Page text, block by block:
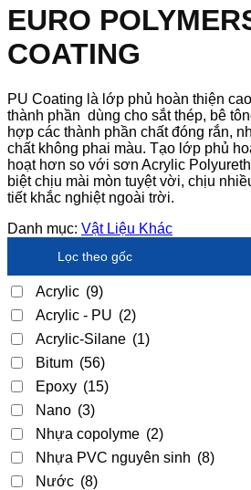
EURO
COATING
PU Coating là lớp phủ hoàn thiện
thành phần dùng cho sắt thép, bê
hợp các thành phần chất đóng rắn,
chất không phai màu. Tạo lớp phủ
hoạt hơn so với sơn Acrylic
biệt chịu mài mòn tuyệt vời, chịu
tiết khắc nghiệt ngoài trời.
Danh mục: Vật Liệu Khác
Lọc theo gốc
Acrylic (9)
Acrylic - PU (2)
Acrylic-Silane (1)
Bitum (56)
Epoxy (15)
Nano (3)
Nhựa copolyme (2)
Nhựa PVC nguyên sinh (8)
Nước (8)